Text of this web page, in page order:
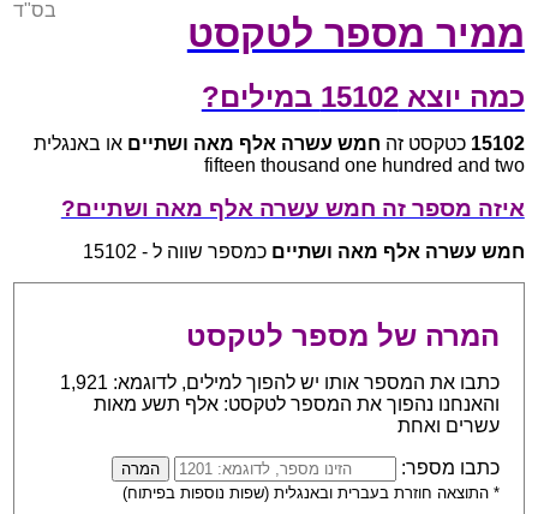
ממיר מספר לטקסט
בס"ד
כמה יוצא 15102 במילים?
15102 כטקסט זה חמש עשרה אלף מאה ושתיים או באנגלית
fifteen thousand one hundred and two
איזה מספר זה חמש עשרה אלף מאה ושתיים?
חמש עשרה אלף מאה ושתיים כמספר שווה ל - 15102
המרה של מספר לטקסט
כתבו את המספר אותו יש להפוך למילים, לדוגמא: 1,921
והאנחנו נהפוך את המספר לטקסט: אלף תשע מאות
עשרים ואחת
כתבו מספר:
* התוצאה חוזרת בעברית ובאנגלית (שפות נוספות בפיתוח)